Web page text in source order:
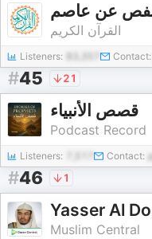
القرآن الكريم
Listeners: Contact:
#45 21
قصص الأنبياء
Podcast Record
Listeners: Contact:
#46 1
Yasser Al
Muslim Central